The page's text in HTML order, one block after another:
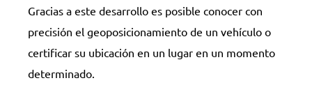
Gracias a este desarrollo es posible conocer con
precisión el geoposicionamiento de un vehículo o
certificar su ubicación en un lugar en un momento
determinado.